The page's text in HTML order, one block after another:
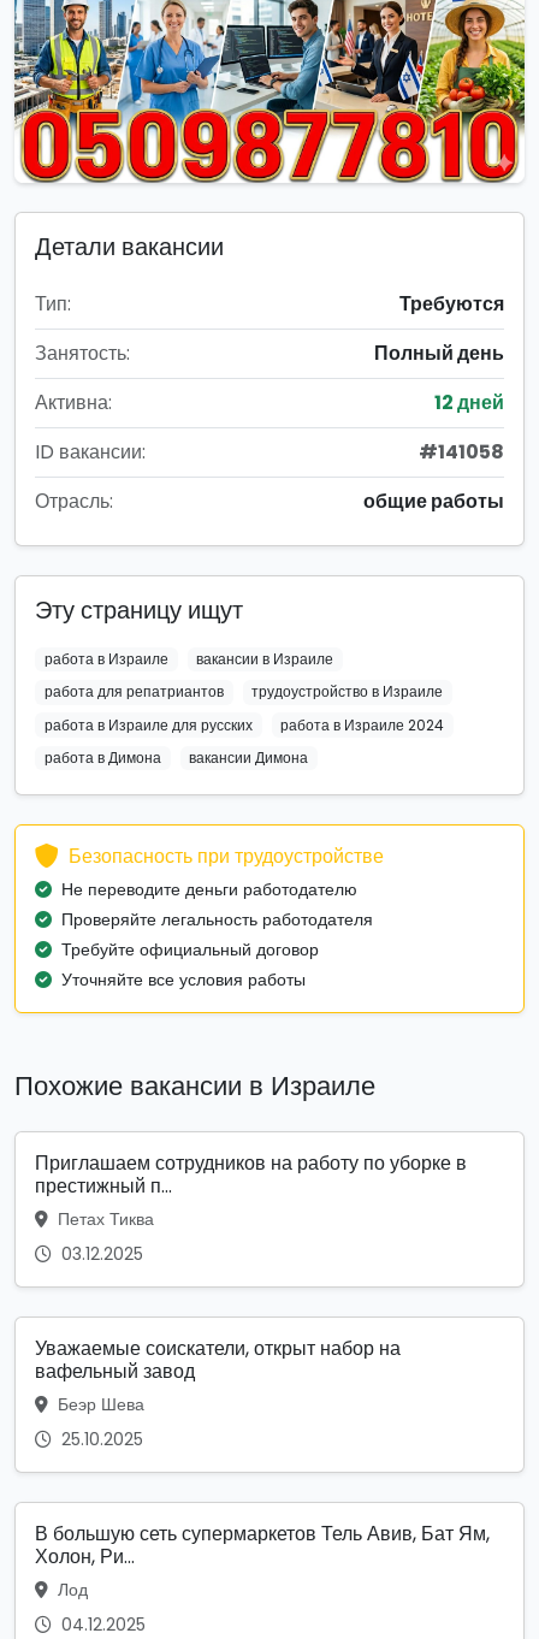
Детали вакансии
Тип:
Требуются
Занятость:
Полный день
Активна:
12 дней
ID вакансии:
#141058
Отрасль:
общие работы
Эту страницу ищут
работа в Израиле
вакансии в Израиле
работа для репатриантов
трудоустройство в Израиле
работа в Израиле для русских
работа в Израиле 2024
работа в Димона
вакансии Димона
Безопасность при трудоустройстве
Не переводите деньги работодателю
Проверяйте легальность работодателя
Требуйте официальный договор
Уточняйте все условия работы
Похожие вакансии в Израиле
Приглашаем сотрудников на работу по уборке в
престижный п...
Петах Тиква
03.12.2025
Уважаемые соискатели, открыт набор на
вафельный завод
Беэр Шева
25.10.2025
В большую сеть супермаркетов Тель Авив, Бат Ям,
Холон, Ри...
Лод
04.12.2025